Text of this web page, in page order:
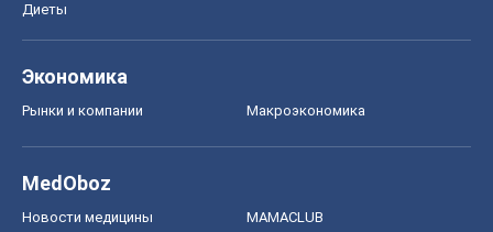
Диеты
Экономика
Рынки и компании Mакроэкономика
MedOboz
Новости медицины MAMACLUB